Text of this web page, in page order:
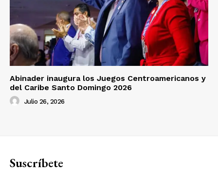
Abinader inaugura los Juegos Centroamericanos y
del Caribe Santo Domingo 2026
Julio 26, 2026
Suscríbete